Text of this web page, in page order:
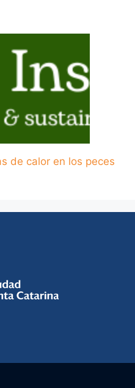
de calor en los peces